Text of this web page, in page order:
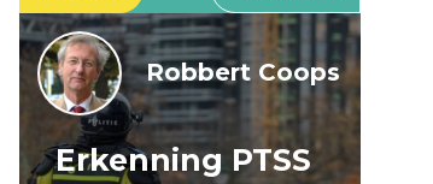
Robbert Coops
Erkenning PTSS